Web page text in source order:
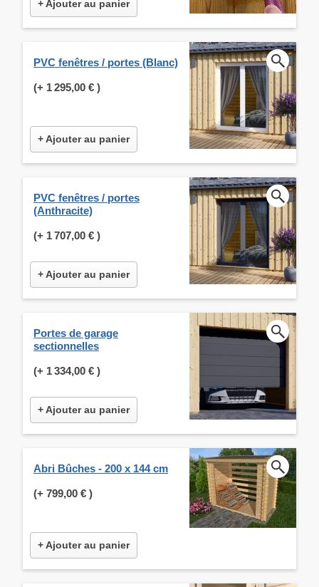
+ Ajouter au panier
PVC fenêtres / portes (Blanc)
(+ 1 295,00 € )
+ Ajouter au panier
PVC fenêtres / portes
(Anthracite)
(+ 1 707,00 € )
+ Ajouter au panier
Portes de garage
sectionnelles
(+ 1 334,00 € )
+ Ajouter au panier
Abri Bûches - 200 x 144 cm
(+ 799,00 € )
+ Ajouter au panier